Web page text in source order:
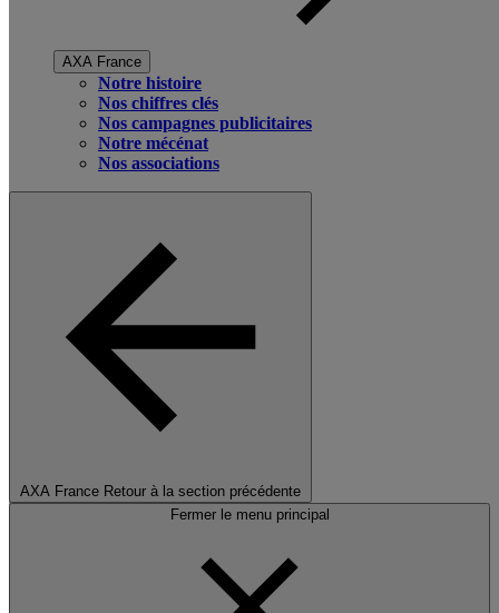
AXA France
Notre histoire
Nos chiffres clés
Nos campagnes publicitaires
Notre mécénat
Nos associations
AXA France Retour à la section précédente
Fermer le menu principal